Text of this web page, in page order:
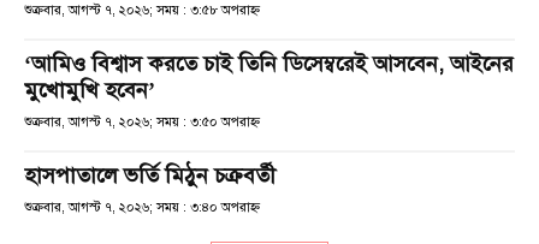
শুক্রবার, আগস্ট ৭, ২০২৬; সময় : ৩:৫৮ অপরাহ্ণ
‘আমিও বিশ্বাস করতে চাই তিনি ডিসেম্বরেই আসবেন, আইনের
মুখোমুখি হবেন’
শুক্রবার, আগস্ট ৭, ২০২৬; সময় : ৩:৫০ অপরাহ্ণ
হাসপাতালে ভর্তি মিঠুন চক্রবর্তী
শুক্রবার, আগস্ট ৭, ২০২৬; সময় : ৩:৪০ অপরাহ্ণ